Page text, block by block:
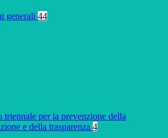
generali 44
triennale per la prevenzione della
e della trasparenza 4